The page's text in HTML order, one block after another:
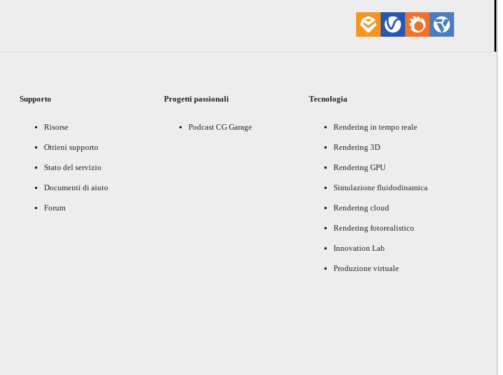
Supporto
Risorse
Ottieni supporto
Stato del servizio
Documenti di aiuto
Forum
Progetti passionali
Podcast CG Garage
Tecnologia
Rendering in tempo reale
Rendering 3D
Rendering GPU
Simulazione fluidodinamica
Rendering cloud
Rendering fotorealistico
Innovation Lab
Produzione virtuale